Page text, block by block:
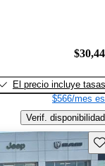
El precio incluye tasas
$566/mes
Verif. disponibilidad